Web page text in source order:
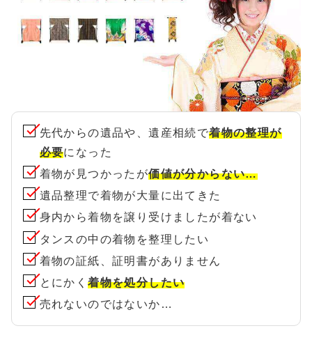
先代からの遺品や、遺産相続で着物の整理が
必要になった
着物が見つかったが価値が分からない…
遺品整理で着物が大量に出てきた
身内から着物を譲り受けましたが着ない
タンスの中の着物を整理したい
着物の証紙、証明書がありません
とにかく着物を処分したい
売れないのではないか…